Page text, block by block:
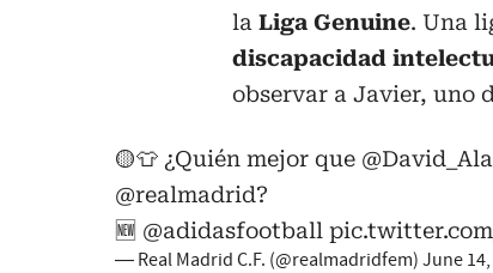
la Liga Genuine. Una
discapacidad
observar a Javier, uno
🟡👕 ¿Quién mejor que
@realmadrid?
🆕 @adidasfootball
— Real Madrid C.F. (@realmadridfem) June 14,